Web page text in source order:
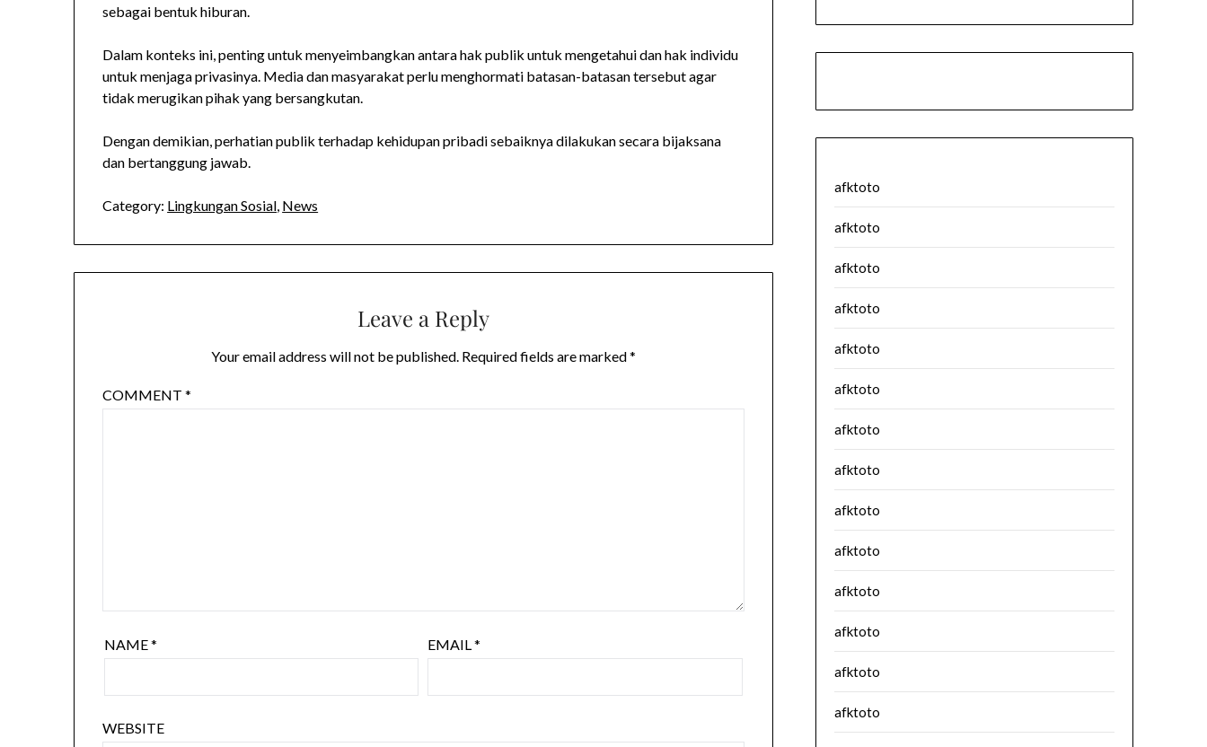
sebagai bentuk hiburan.
Dalam konteks ini, penting untuk menyeimbangkan antara hak publik untuk mengetahui dan hak individu
untuk menjaga privasinya. Media dan masyarakat perlu menghormati batasan-batasan tersebut agar
tidak merugikan pihak yang bersangkutan.
Dengan demikian, perhatian publik terhadap kehidupan pribadi sebaiknya dilakukan secara bijaksana
dan bertanggung jawab.
Category: Lingkungan Sosial, News
Leave a Reply
Your email address will not be published. Required fields are marked*
COMMENT*
NAME* EMAIL*
WEBSITE
afktoto
afktoto
afktoto
afktoto
afktoto
afktoto
afktoto
afktoto
afktoto
afktoto
afktoto
afktoto
afktoto
afktoto